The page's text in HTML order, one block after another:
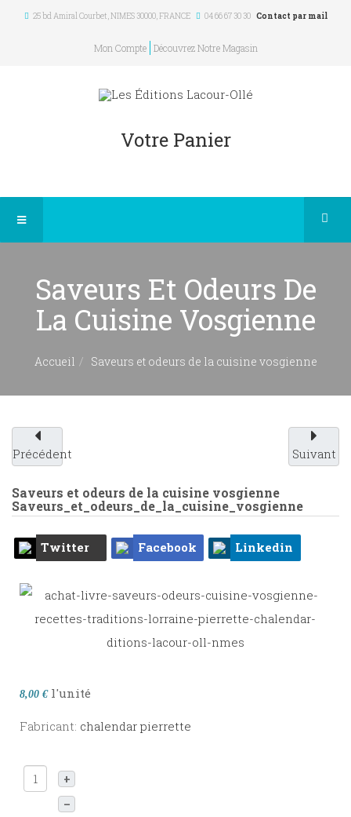
25 bd Amiral Courbet, NIMES 30000,FRANCE 04 66 67 30 30 Contact par mail
Mon Compte Découvrez Notre Magasin
Votre Panier
Saveurs Et Odeurs De
La Cuisine Vosgienne
Accueil Saveurs et odeurs de la cuisine vosgienne
Précédent Suivant
Saveurs et odeurs de la cuisine vosgienne
Saveurs_et_odeurs_de_la_cuisine_vosgienne
Twitter Facebook Linkedin
8,00 € l'unité
Fabricant: chalendar pierrette
+
–